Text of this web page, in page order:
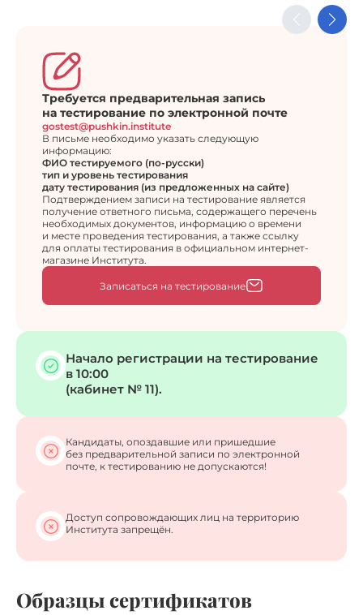
Требуется предварительная запись
на тестирование по электронной почте
gostest@pushkin.institute
В письме необходимо указать следующую
информацию:
ФИО тестируемого (по-русски)
тип и уровень тестирования
дату тестирования (из предложенных на сайте)
Подтверждением записи на тестирование является
получение ответного письма, содержащего перечень
необходимых документов, информацию о времени
и месте проведения тестирования, а также ссылку
для оплаты тестирования в официальном интернет-
магазине Института.
Записаться на тестирование
Начало регистрации на тестирование
в 10:00
(кабинет № 11).
Кандидаты, опоздавшие или пришедшие
без предварительной записи по электронной
почте, к тестированию не допускаются!
Доступ сопровождающих лиц на территорию
Института запрещён.
Образцы сертификатов